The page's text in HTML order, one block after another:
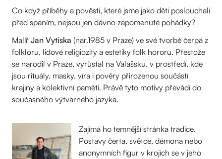
Co když příběhy a pověsti, které jsme jako děti poslouchali
před spaním, nejsou jen dávno zapomenuté pohádky?
Malíř Jan Vytiska (nar.1985 v Praze) ve své tvorbě čerpá z
folkloru, lidové religiozity a estetiky folk hororu. Přestože
se narodil v Praze, vyrůstal na Valašsku, v prostředí, kde
jsou rituály, masky, víra i pověry přirozenou součástí
krajiny a kolektivní paměti. Právě tyto motivy převádí do
současného výtvarného jazyka.
Zajímá ho temnější stránka tradice.
Postavy čerta, světce, démona nebo
anonymních figur v krojích se v jeho